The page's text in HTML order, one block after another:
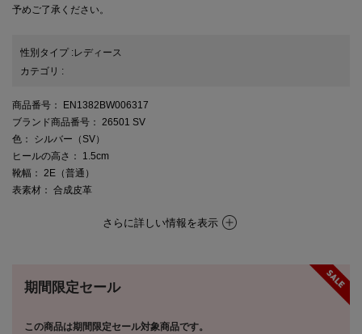
予めご了承ください。
性別タイプ :レディース
カテゴリ :
商品番号 ： EN1382BW006317
ブランド商品番号 ： 26501 SV
色 ： シルバー（SV）
ヒールの高さ ： 1.5cm
靴幅 ： 2E（普通）
表素材 ： 合成皮革
さらに詳しい情報を表示
期間限定セール
この商品は期間限定セール対象商品です。